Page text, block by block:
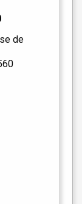
de